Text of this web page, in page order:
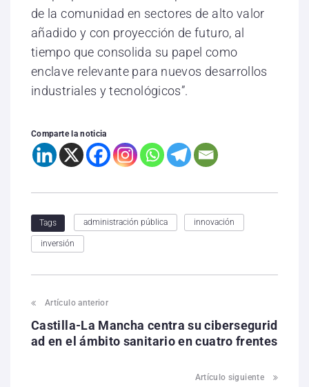
de la comunidad en sectores de alto valor
añadido y con proyección de futuro, al
tiempo que consolida su papel como
enclave relevante para nuevos desarrollos
industriales y tecnológicos”.
Comparte la noticia
Tags administración pública innovación
inversión
Artículo anterior
Castilla-La Mancha centra su cibersegurid
ad en el ámbito sanitario en cuatro frentes
Artículo siguiente